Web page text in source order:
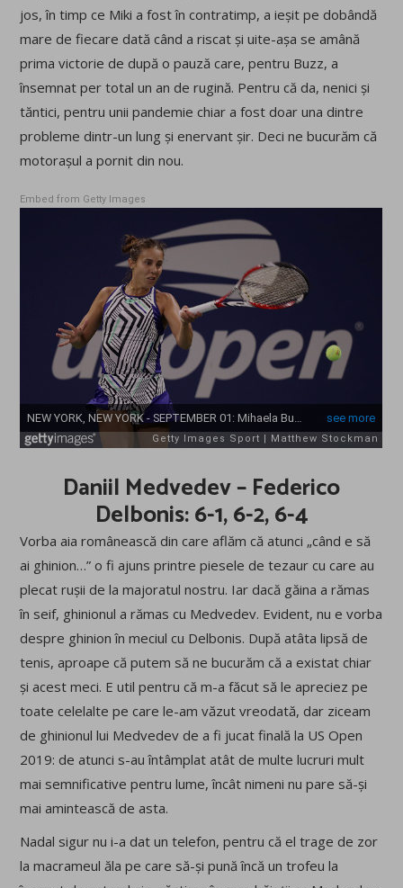
jos, în timp ce Miki a fost în contratimp, a ieșit pe dobândă
mare de fiecare dată când a riscat și uite-așa se amână
prima victorie de după o pauză care, pentru Buzz, a
însemnat per total un an de rugină. Pentru că da, nenici și
tăntici, pentru unii pandemie chiar a fost doar una dintre
probleme dintr-un lung și enervant șir. Deci ne bucurăm că
motorașul a pornit din nou.
Embed from Getty Images
Daniil Medvedev – Federico
Delbonis: 6-1, 6-2, 6-4
Vorba aia românească din care aflăm că atunci „când e să
ai ghinion…” o fi ajuns printre piesele de tezaur cu care au
plecat rușii de la majoratul nostru. Iar dacă găina a rămas
în seif, ghinionul a rămas cu Medvedev. Evident, nu e vorba
despre ghinion în meciul cu Delbonis. După atâta lipsă de
tenis, aproape că putem să ne bucurăm că a existat chiar
și acest meci. E util pentru că m-a făcut să le apreciez pe
toate celelalte pe care le-am văzut vreodată, dar ziceam
de ghinionul lui Medvedev de a fi jucat finală la US Open
2019: de atunci s-au întâmplat atât de multe lucruri mult
mai semnificative pentru lume, încât nimeni nu pare să-și
mai amintească de asta.
Nadal sigur nu i-a dat un telefon, pentru că el trage de zor
la macrameul ăla pe care să-și pună încă un trofeu la